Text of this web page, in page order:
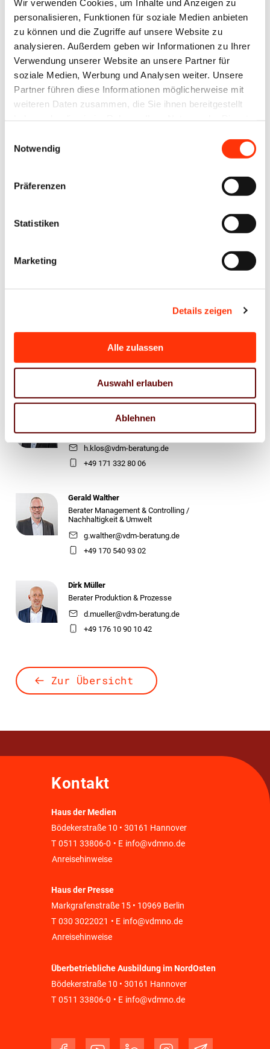
Wir verwenden Cookies, um Inhalte und Anzeigen zu
personalisieren, Funktionen für soziale Medien anbieten
zu können und die Zugriffe auf unsere Website zu
analysieren. Außerdem geben wir Informationen zu Ihrer
Verwendung unserer Website an unsere Partner für
soziale Medien, Werbung und Analysen weiter. Unsere
Partner führen diese Informationen möglicherweise mit
weiteren Daten zusammen, die Sie ihnen bereitgestellt
Notwendig
Präferenzen
Statistiken
Marketing
Details zeigen
Alle zulassen
Auswahl erlauben
Ablehnen
Passwort vergessen?
+49 176 10 90 10 11
Berater Arbeitssicherheit /
Umwelt & Nachhaltigkeit
s.brunken@vdm-beratung.de
Berater Produktion & Prozesse /
Nachhaltigkeit & Umwelt
h.klos@vdm-beratung.de
+49 171 332 80 06
Gerald Walther
Berater Management & Controlling /
Nachhaltigkeit & Umwelt
g.walther@vdm-beratung.de
+49 170 540 93 02
Dirk Müller
Berater Produktion & Prozesse
d.mueller@vdm-beratung.de
+49 176 10 90 10 42
Zur Übersicht
Kontakt
Haus der Medien
Bödekerstraße 10 • 30161 Hannover
T 0511 33806-0 • E info@vdmno.de
Anreisehinweise
Haus der Presse
Markgrafenstraße 15 • 10969 Berlin
T 030 3022021 • E info@vdmno.de
Anreisehinweise
Überbetriebliche Ausbildung im NordOsten
Bödekerstraße 10 • 30161 Hannover
T 0511 33806-0 • E info@vdmno.de